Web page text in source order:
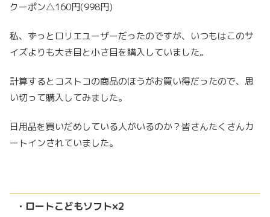
クーポン△160円(998円)
私、ずっとロリエユーザーだったのですが、いつもはこのサ
イズよりも大き目と小さ目を購入していました。
計算するとコストコの商品のほうがお買い得だったので、思
い切って購入してみました。
日用品を買いだめしている人がいるのか？皆さんたくさんカ
ートインされていました。
・ロートこどもソフト×2